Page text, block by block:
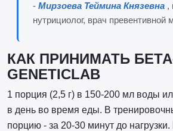
- Мирзоева Теймина Князевна ,
нутрициолог, врач превентивной
КАК ПРИНИМАТЬ
GENETICLAB
1 порция (2,5 г) в 150-200 мл воды
в день во время еды. В
порцию - за 20-30 минут до